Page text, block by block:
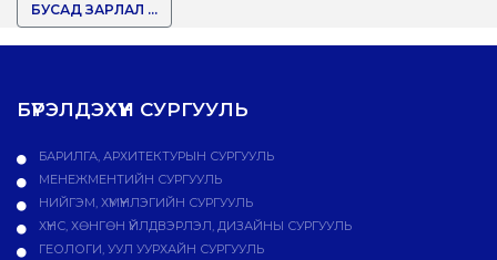
БУСАД ЗАРЛАЛ ...
БҮРЭЛДЭХҮҮН СУРГУУЛЬ
БАРИЛГА, АРХИТЕКТУРЫН СУРГУУЛЬ
МЕНЕЖМЕНТИЙН СУРГУУЛЬ
НИЙГЭМ, ХҮМҮҮНЛЭГИЙН СУРГУУЛЬ
ХҮНС, ХӨНГӨН ҮЙЛДВЭРЛЭЛ, ДИЗАЙНЫ СУРГУУЛЬ
ГЕОЛОГИ, УУЛ УУРХАЙН СУРГУУЛЬ